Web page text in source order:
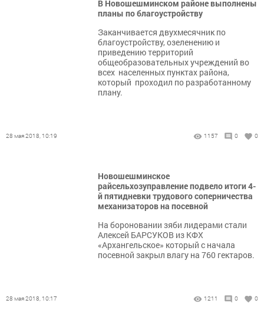
В Новошешминском районе выполнены
планы по благоустройству
Заканчивается двухмесячник по
благоустройству, озеленению и
приведению территорий
общеобразовательных учреждений во
всех населенных пунктах района,
который проходил по разработанному
плану.
28 мая 2018, 10:19 1157 0 0
Новошешминское
райсельхозуправление подвело итоги 4-
й пятидневки трудового соперничества
механизаторов на посевной
На бороновании зяби лидерами стали
Алексей БАРСУКОВ из КФХ
«Архангельское» который с начала
посевной закрыл влагу на 760 гектаров.
28 мая 2018, 10:17 1211 0 0